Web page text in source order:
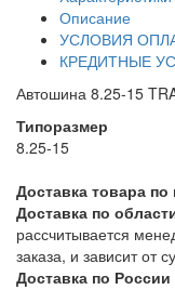
Описание
УСЛОВИЯ
КРЕДИТНЫЕ
Автошина 8.25-15
Типоразмер
8.25-15
Доставка товара
Доставка по
рассчитывается
заказа, и зависит от
Доставка по